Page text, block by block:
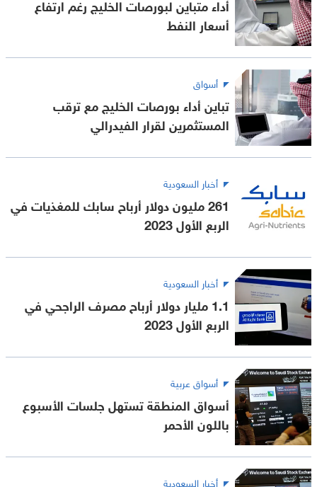
أداء متباين لبورصات الخليج رغم ارتفاع
أسعار النفط
أسواق
تباين أداء بورصات الخليج مع ترقب
المستثمرين لقرار الفيدرالي
أخبار السعودية
261 مليون دولار أرباح سابك للمغذيات في
الربع الأول 2023
أخبار السعودية
1.1 مليار دولار أرباح مصرف الراجحي في
الربع الأول 2023
أسواق عربية
أسواق المنطقة تستهل جلسات الأسبوع
باللون الأحمر
أخبار السعودية